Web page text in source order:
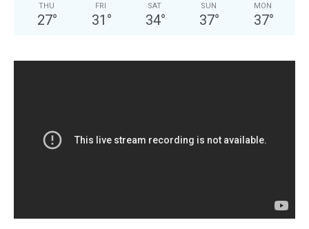
THU
27°
FRI
31 °
SAT
34°
SUN
37°
MON
37°